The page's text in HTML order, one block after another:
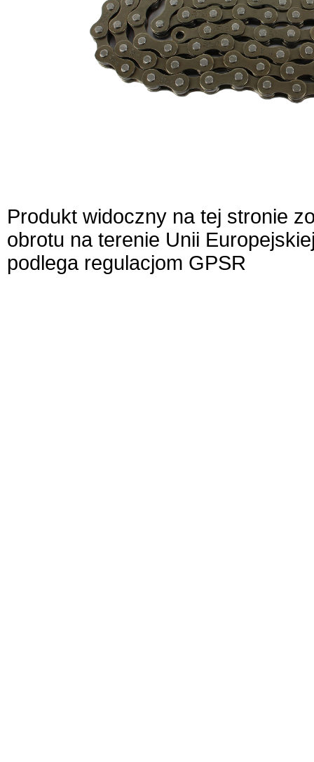
Produkt widoczny na tej stronie
obrotu na terenie Unii
podlega regulacjom GPSR